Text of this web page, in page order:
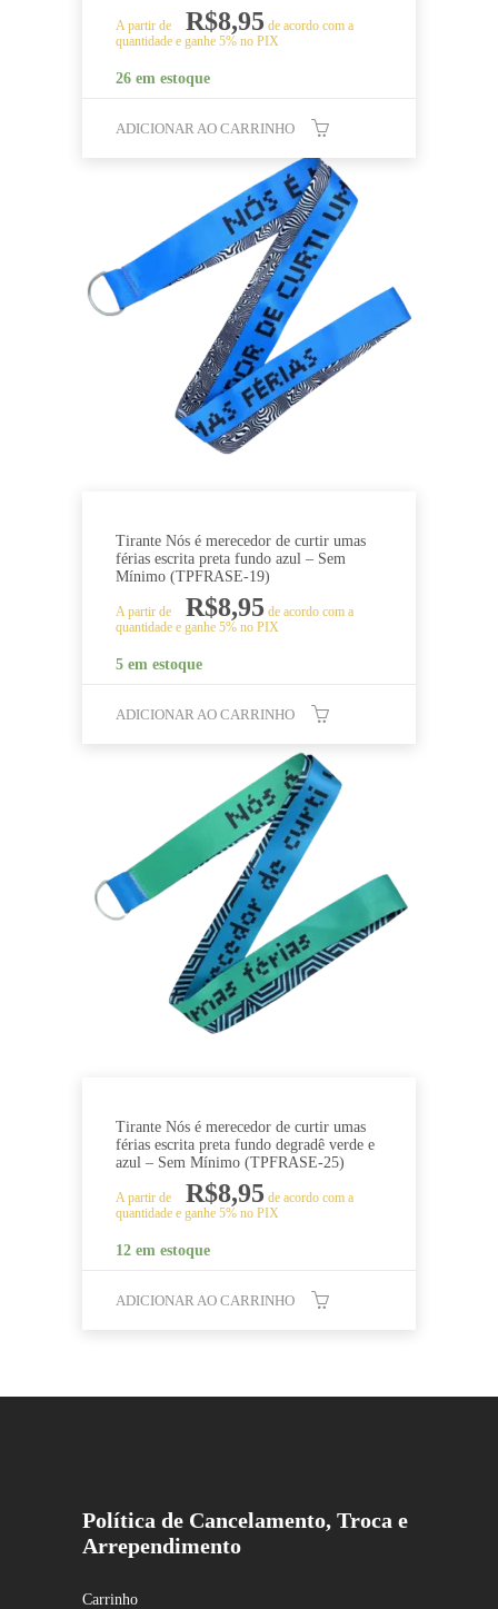
A partir de R$8,95 de acordo com a
quantidade e ganhe 5% no PIX
26 em estoque
ADICIONAR AO CARRINHO
Tirante Nós é merecedor de curtir umas
férias escrita preta fundo azul – Sem
Mínimo (TPFRASE-19)
A partir de R$8,95 de acordo com a
quantidade e ganhe 5% no PIX
5 em estoque
ADICIONAR AO CARRINHO
Tirante Nós é merecedor de curtir umas
férias escrita preta fundo degradê verde e
azul – Sem Mínimo (TPFRASE-25)
A partir de R$8,95 de acordo com a
quantidade e ganhe 5% no PIX
12 em estoque
ADICIONAR AO CARRINHO
Política de Cancelamento, Troca e
Arrependimento
Carrinho